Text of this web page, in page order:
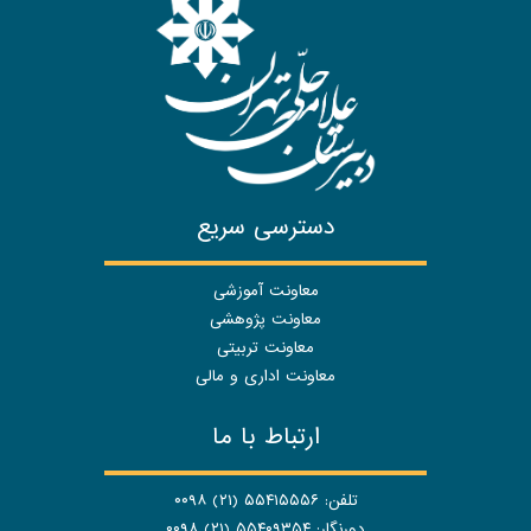
دسترسی سریع
معاونت آموزشی
معاونت پژوهشی
معاونت تربیتی
معاونت اداری و مالی
ارتباط با ما
تلفن: ۵۵۴۱۵۵۵۶ (۲۱) ۰۰۹۸